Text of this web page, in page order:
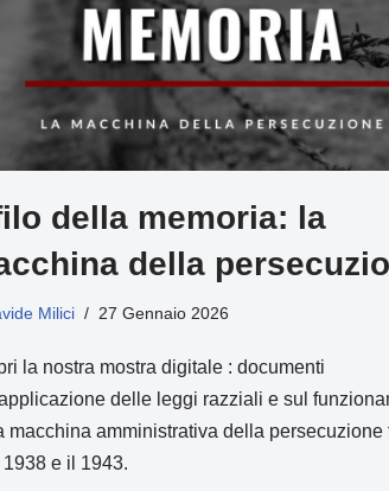
della memoria: la
della
Milici 27 Gennaio 2026
la nostra mostra digitale : documenti
delle leggi razziali e sul
macchina amministrativa della persecuzione
1938 e il 1943.